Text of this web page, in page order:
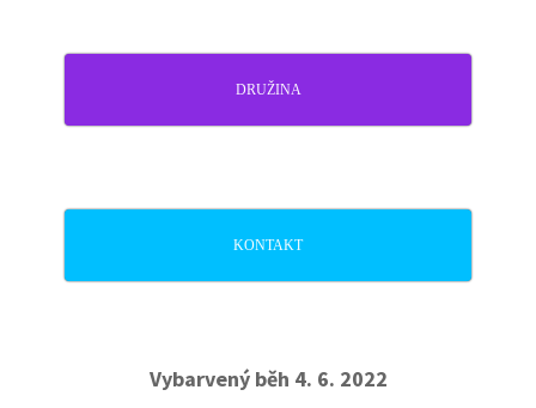
DRUŽINA
KONTAKT
Vybarvený běh 4. 6. 2022